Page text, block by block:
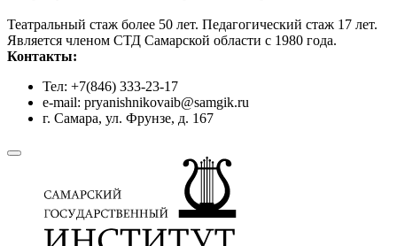
Театральный стаж более 50 лет. Педагогический стаж 17 лет.
Является членом СТД Самарской области с 1980 года.
Контакты:
Тел: +7(846) 333-23-17
e-mail: pryanishnikovaib@samgik.ru
г. Самара, ул. Фрунзе, д. 167